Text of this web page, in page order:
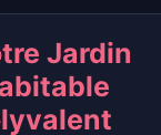
Jardin